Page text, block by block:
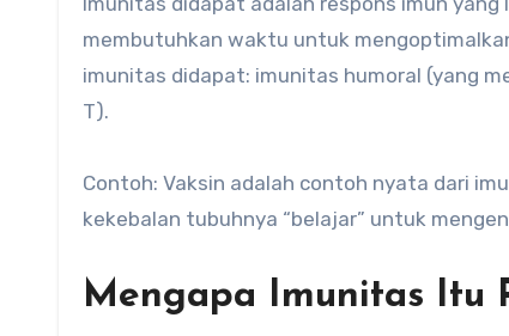
membutuhkan waktu untuk
imunitas didapat: imunitas humoral (yang
T).
Contoh: Vaksin adalah contoh nyata dari
kekebalan tubuhnya “belajar” untuk
Mengapa Imunitas Itu